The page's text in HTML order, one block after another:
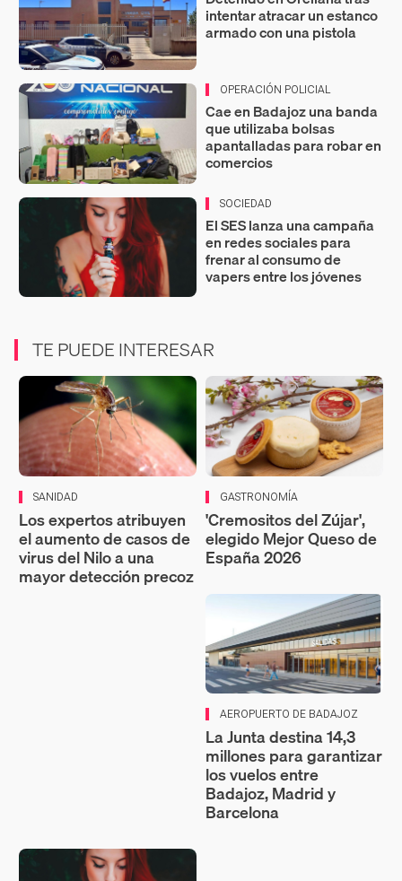
intentar atracar un estanco
armado con una pistola
OPERACIÓN POLICIAL
Cae en Badajoz una banda
que utilizaba bolsas
apantalladas para robar en
comercios
SOCIEDAD
El SES lanza una campaña
en redes sociales para
frenar al consumo de
vapers entre los jóvenes
TE PUEDE INTERESAR
SANIDAD
Los expertos atribuyen
el aumento de casos de
virus del Nilo a una
mayor detección precoz
GASTRONOMÍA
'Cremositos del Zújar',
elegido Mejor Queso de
España 2026
AEROPUERTO DE BADAJOZ
La Junta destina 14,3
millones para garantizar
los vuelos entre
Badajoz, Madrid y
Barcelona